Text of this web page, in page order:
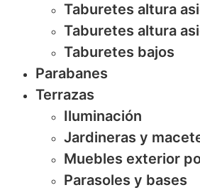
Taburetes altura
Taburetes altura
Taburetes bajos
Parabanes
Terrazas
Iluminación
Jardineras y
Muebles exterior
Parasoles y bases